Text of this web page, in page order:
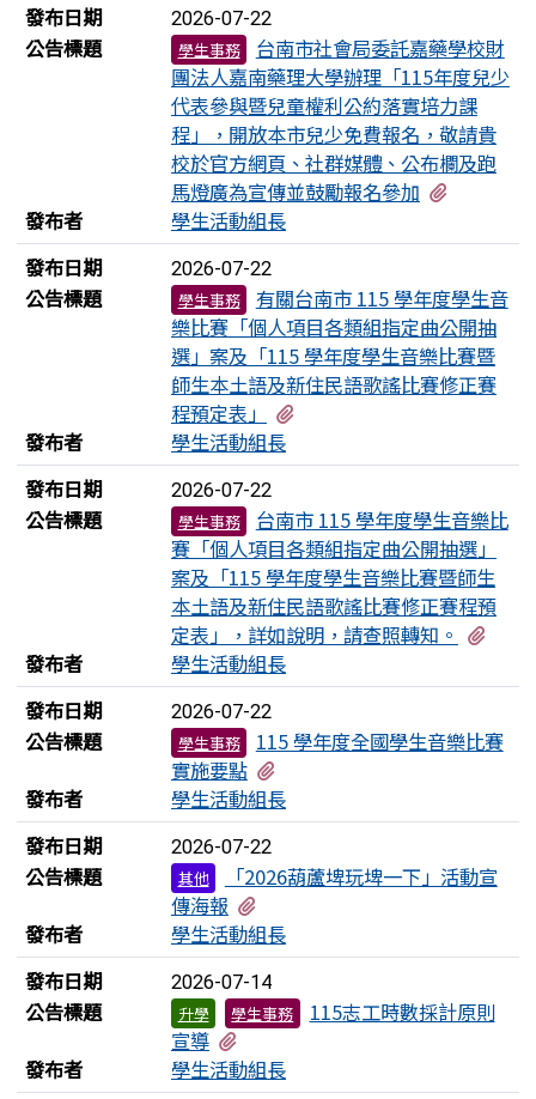
發布日期
2026-07-22
公告標題 學生事務
台南市社會局委託嘉藥學校財
團法人嘉南藥理大學辦理「115年度兒少
代表參與暨兒童權利公約落實培力課
程」，開放本市兒少免費報名，敬請貴
校於官方網頁、社群媒體、公布欄及跑
馬燈廣為宣傳並鼓勵報名參加
發布者
學生活動組長
發布日期
2026-07-22
公告標題 學生事務
有關台南市 115 學年度學生音
樂比賽「個人項目各類組指定曲公開抽
選」案及「115 學年度學生音樂比賽暨
師生本土語及新住民語歌謠比賽修正賽
程預定表」
發布者
學生活動組長
發布日期
2026-07-22
公告標題 學生事務
台南市 115 學年度學生音樂比
賽「個人項目各類組指定曲公開抽選」
案及「115 學年度學生音樂比賽暨師生
本土語及新住民語歌謠比賽修正賽程預
定表」，詳如說明，請查照轉知。
發布者
學生活動組長
發布日期
2026-07-22
公告標題 學生事務
115 學年度全國學生音樂比賽
實施要點
發布者
學生活動組長
發布日期
2026-07-22
公告標題 其他
「2026葫蘆埤玩埤一下」活動宣
傳海報
發布者
學生活動組長
發布日期
2026-07-14
公告標題 升學 學生事務
115志工時數採計原則
宣導
發布者
學生活動組長